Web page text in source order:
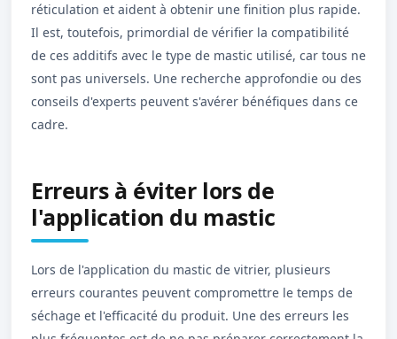
réticulation et aident à obtenir une finition plus rapide.
Il est, toutefois, primordial de vérifier la compatibilité
de ces additifs avec le type de mastic utilisé, car tous ne
sont pas universels. Une recherche approfondie ou des
conseils d'experts peuvent s'avérer bénéfiques dans ce
cadre.
Erreurs à éviter lors de
l'application du mastic
Lors de l'application du mastic de vitrier, plusieurs
erreurs courantes peuvent compromettre le temps de
séchage et l'efficacité du produit. Une des erreurs les